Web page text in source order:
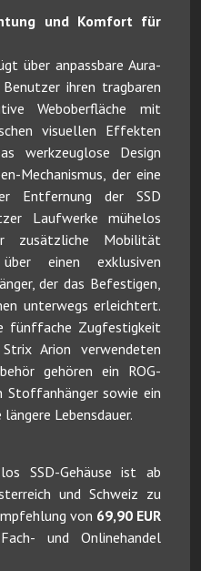
und Komfort für
über anpassbare Aura-
ihren tragbaren
Weboberfläche mit
visuellen Effekten
werkzeuglose Design
Mechanismus, der eine
Entfernung der SSD
Laufwerke mühelos
zusätzliche Mobilität
einen exklusiven
der das Befestigen,
unterwegs erleichtert.
fünffache Zugfestigkeit
Arion verwendeten
gehören ein ROG-
Stoffanhänger sowie ein
Lebensdauer.
SSD-Gehäuse ist ab
und Schweiz zu
von 69,90 EUR
und Onlinehandel